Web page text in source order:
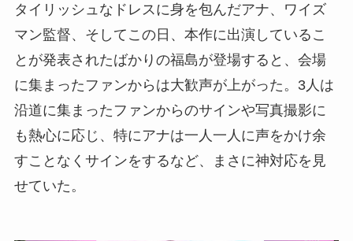
タイリッシュなドレスに身を包んだアナ、ワイズ
マン監督、そしてこの日、本作に出演しているこ
とが発表されたばかりの福島が登場すると、会場
に集まったファンからは大歓声が上がった。3人は
沿道に集まったファンからのサインや写真撮影に
も熱心に応じ、特にアナは一人一人に声をかけ余
すことなくサインをするなど、まさに神対応を見
せていた。